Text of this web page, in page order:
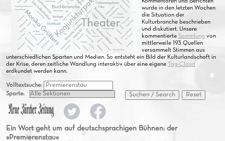
wurde in den letzten Wochen
die Situation der
Kulturbranche beschrieben
und diskutiert. Unsere
kommentierte Sammlung von
mittlerweile 193 Quellen
versammelt Stimmen aus
unterschiedlichen Sparten und Medien. So entsteht ein Bild der Kulturlandschaft in
der Krise, deren zeitliche Wandlung interaktiv über eine eigene Tag-Cloud
erdkundet werden kann.
Volltextsuche:
Sparte:
Suchen / Search Reset
Ein Wort geht um auf deutschsprachigen Bühnen: der
»Premierenstau«